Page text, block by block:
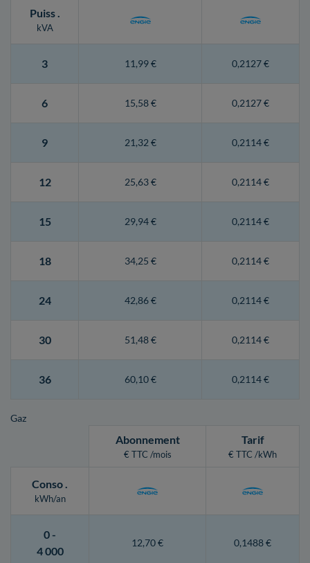
Puiss.
kVA
3 11,99 € 0,2127 €
6 15,58 € 0,2127 €
9 21,32 € 0,2114 €
12 25,63 € 0,2114 €
15 29,94 € 0,2114 €
18 34,25 € 0,2114 €
24 42,86 € 0,2114 €
30 51,48 € 0,2114 €
36 60,10 € 0,2114 €
Gaz
Abonnement
€ TTC /mois
Tarif
€ TTC /kWh
Conso.
kWh/an
0 -
4 000
12,70 € 0,1488 €